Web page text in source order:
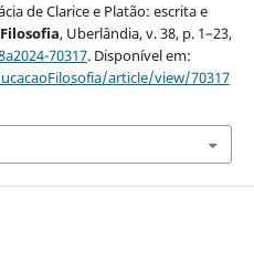
de Clarice e Platão: escrita e
, Uberlândia, v. 38, p. 1–23,
70317. Disponível em:
article/view/70317